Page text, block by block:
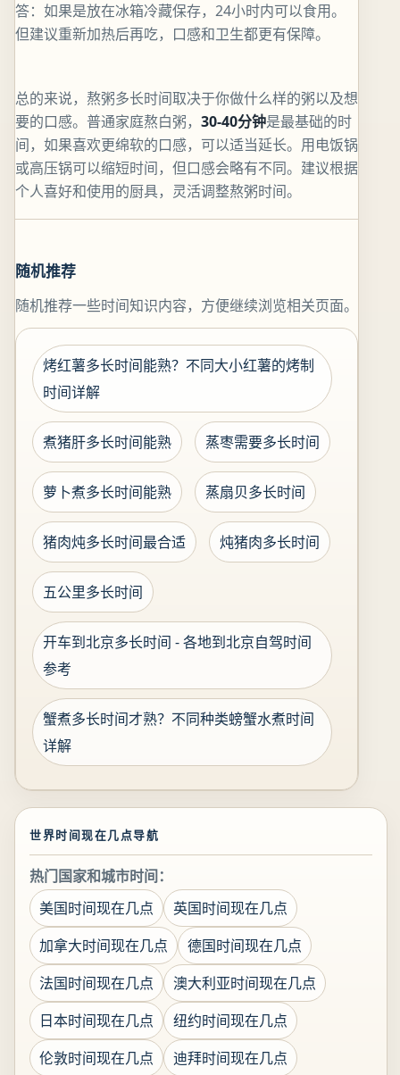
答：如果是放在冰箱冷藏保存，24小时内可以食用。
但建议重新加热后再吃，口感和卫生都更有保障。
总的来说，熬粥多长时间取决于你做什么样的粥以及想
要的口感。普通家庭熬白粥， 30-40分钟是最基础的时
间，如果喜欢更绵软的口感，可以适当延长。用电饭锅
或高压锅可以缩短时间，但口感会略有不同。建议根据
个人喜好和使用的厨具，灵活调整熬粥时间。
随机推荐
随机推荐一些时间知识内容，方便继续浏览相关页面。
烤红薯多长时间能熟？不同大小红薯的烤制
时间详解
煮猪肝多长时间能熟 蒸枣需要多长时间
萝卜煮多长时间能熟 蒸扇贝多长时间
猪肉炖多长时间最合适 炖猪肉多长时间
五公里多长时间
开车到北京多长时间 - 各地到北京自驾时间
参考
蟹煮多长时间才熟？不同种类螃蟹水煮时间
详解
世界时间现在几点导航
热门国家和城市时间：
美国时间现在几点
英国时间现在几点
加拿大时间现在几点
德国时间现在几点
法国时间现在几点
澳大利亚时间现在几点
日本时间现在几点
纽约时间现在几点
伦敦时间现在几点
迪拜时间现在几点